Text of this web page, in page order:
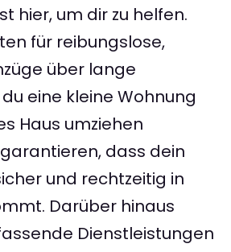
hier, um dir zu helfen.
für reibungslose,
über lange
eine kleine Wohnung
Haus umziehen
dass dein
und rechtzeitig in
Darüber hinaus
Dienstleistungen